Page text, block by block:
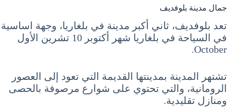
جمال مدينة بلوفديف
تعد بلوفديف، ثاني أكبر مدينة في بلغاريا، وجهة اساسية
في السياحة في بلغاريا شهر أكتوبر 10 تشرين الأول
October.
تشتهر المدينة بمدينتها القديمة التي تعود إلى العصور
الرومانية، والتي تحتوي على شوارع مرصوفة بالحصى
ومنازل تقليدية.